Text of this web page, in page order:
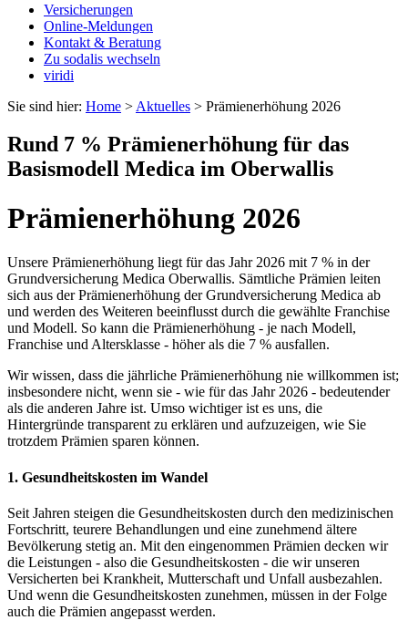
Versicherungen
Online-Meldungen
Kontakt & Beratung
Zu sodalis wechseln
viridi
Sie sind hier: Home > Aktuelles > Prämienerhöhung 2026
Rund 7 % Prämienerhöhung für das
Basismodell Medica im Oberwallis
Prämienerhöhung 2026
Unsere Prämienerhöhung liegt für das Jahr 2026 mit 7 % in der
Grundversicherung Medica Oberwallis. Sämtliche Prämien leiten
sich aus der Prämienerhöhung der Grundversicherung Medica ab
und werden des Weiteren beeinflusst durch die gewählte Franchise
und Modell. So kann die Prämienerhöhung - je nach Modell,
Franchise und Altersklasse - höher als die 7 % ausfallen.
Wir wissen, dass die jährliche Prämienerhöhung nie willkommen ist;
insbesondere nicht, wenn sie - wie für das Jahr 2026 - bedeutender
als die anderen Jahre ist. Umso wichtiger ist es uns, die
Hintergründe transparent zu erklären und aufzuzeigen, wie Sie
trotzdem Prämien sparen können.
1. Gesundheitskosten im Wandel
Seit Jahren steigen die Gesundheitskosten durch den medizinischen
Fortschritt, teurere Behandlungen und eine zunehmend ältere
Bevölkerung stetig an. Mit den eingenommen Prämien decken wir
die Leistungen - also die Gesundheitskosten - die wir unseren
Versicherten bei Krankheit, Mutterschaft und Unfall ausbezahlen.
Und wenn die Gesundheitskosten zunehmen, müssen in der Folge
auch die Prämien angepasst werden.